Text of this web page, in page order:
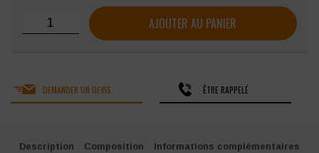
quantité de Softshell déperlante Singer Volga
AJOUTER AU PANIER
DEMANDER UN DEVIS ÊTRE RAPPELÉ
Description Composition Informations complémentaires